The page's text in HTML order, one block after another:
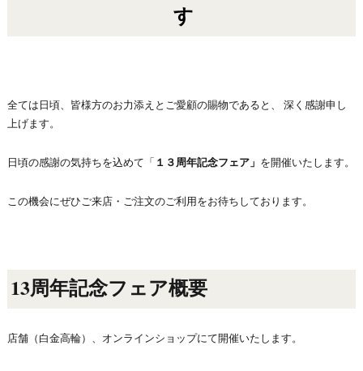
す
全ては日頃、皆様方のお力添えとご愛顧の賜物であると、 深く感謝申し
上げます。
日頃の感謝の気持ちを込めて「 １３周年記念フェア」 を開催いたします。
この機会にぜひご来店・ご注文のご利用をお待ちしております。
13周年記念フェア概要
店舗（白金高輪）、オンラインショップにて開催いたします。